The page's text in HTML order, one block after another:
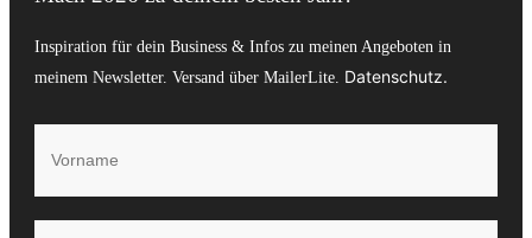
Inspiration für dein Business & Infos zu meinen Angeboten in
meinem Newsletter. Versand über MailerLite. Datenschutz.